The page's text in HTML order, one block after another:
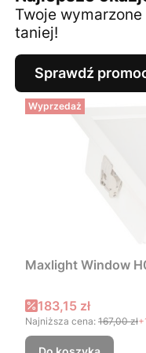
Twoje
taniej!
Sprawdź
Wyprzedaż
Maxlight Window
Cena promocyjna
183,15 zł
Najniższa cena: 167,00 zł